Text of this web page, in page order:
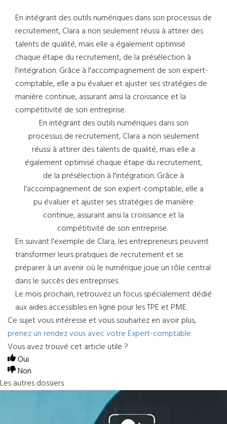
En intégrant des outils numériques dans son processus de
recrutement, Clara a non seulement réussi à attirer des
talents de qualité, mais elle a également optimisé
chaque étape du recrutement, de la présélection à
l'intégration. Grâce à l'accompagnement de son expert-
comptable, elle a pu évaluer et ajuster ses stratégies de
manière continue, assurant ainsi la croissance et la
compétitivité de son entreprise.
En intégrant des outils numériques dans son
processus de recrutement, Clara a non seulement
réussi à attirer des talents de qualité, mais elle a
également optimisé chaque étape du recrutement,
de la présélection à l'intégration. Grâce à
l'accompagnement de son expert-comptable, elle a
pu évaluer et ajuster ses stratégies de manière
continue, assurant ainsi la croissance et la
compétitivité de son entreprise.
En suivant l'exemple de Clara, les entrepreneurs peuvent
transformer leurs pratiques de recrutement et se
préparer à un avenir où le numérique joue un rôle central
dans le succès des entreprises.
Le mois prochain, retrouvez un focus spécialement dédié
aux aides accessibles en ligne pour les TPE et PME.
Ce sujet vous intéresse et vous souhaitez en avoir plus,
prenez un rendez vous avec votre Expert-comptable
Vous avez trouvé cet article utile ?
Oui
Non
Les autres dossiers